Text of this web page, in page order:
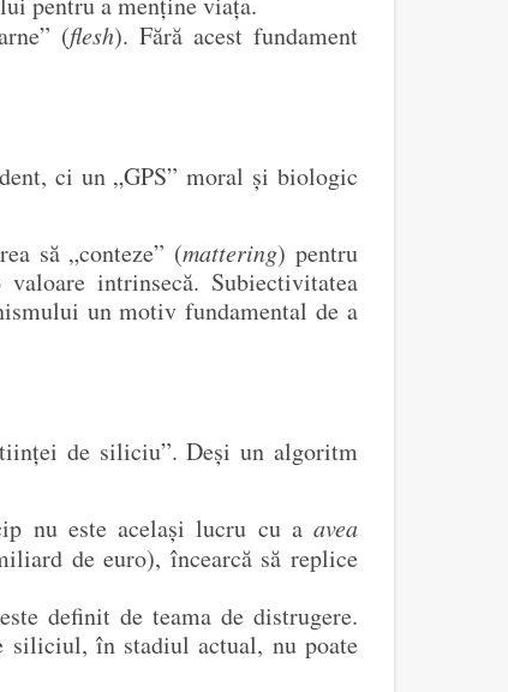
(flesh). Fără acest fundament
ci un „GPS” moral și biologic
să „conteze” (mattering) pentru
intrinsecă. Subiectivitatea
un motiv fundamental de a
de siliciu”. Deși un algoritm
nu este același lucru cu a avea
de euro), încearcă să replice
definit de teama de distrugere.
siliciul, în stadiul actual, nu poate